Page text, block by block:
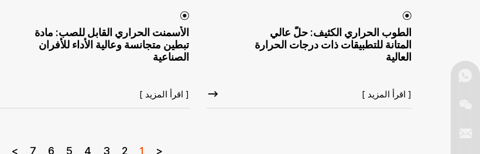
الطوب الحراري الكثيف: حلٌّ عالي
المتانة للتطبيقات ذات درجات الحرارة
العالية
[ اقرأ المزيد ]
الأسمنت الحراري القابل للصب: مادة
تبطين متجانسة وعالية الأداء للأفران
الصناعية
[ اقرأ المزيد ]